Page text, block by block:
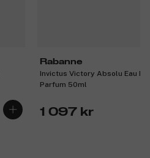
Rabanne
Invictus Victory Absolu Eau De
Parfum 50ml
1 097 kr